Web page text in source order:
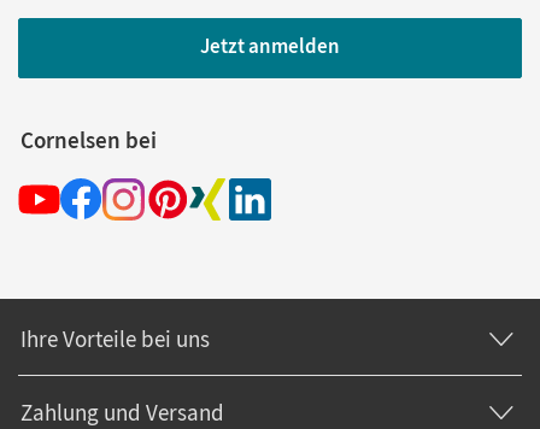
Jetzt anmelden
Cornelsen bei
Ihre Vorteile bei uns
Zahlung und Versand